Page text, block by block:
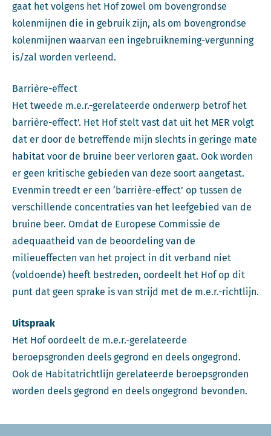
gaat het volgens het Hof zowel om bovengrondse
kolenmijnen die in gebruik zijn, als om bovengrondse
kolenmijnen waarvan een ingebruikneming-vergunning
is/zal worden verleend.
Barrière-effect
Het tweede m.e.r.-gerelateerde onderwerp betrof het
barrière-effect’. Het Hof stelt vast dat uit het MER volgt
dat er door de betreffende mijn slechts in geringe mate
habitat voor de bruine beer verloren gaat. Ook worden
er geen kritische gebieden van deze soort aangetast.
Evenmin treedt er een ‘barrière-effect’ op tussen de
verschillende concentraties van het leefgebied van de
bruine beer. Omdat de Europese Commissie de
adequaatheid van de beoordeling van de
milieueffecten van het project in dit verband niet
(voldoende) heeft bestreden, oordeelt het Hof op dit
punt dat geen sprake is van strijd met de m.e.r.-richtlijn.
Uitspraak
Het Hof oordeelt de m.e.r.-gerelateerde
beroepsgronden deels gegrond en deels ongegrond.
Ook de Habitatrichtlijn gerelateerde beroepsgronden
worden deels gegrond en deels ongegrond bevonden.